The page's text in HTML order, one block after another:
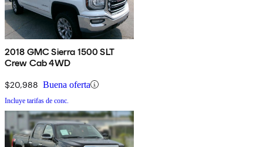
2018 GMC Sierra 1500 SLT
Crew Cab 4WD
$20,988 Buena oferta
Incluye tarifas de conc.